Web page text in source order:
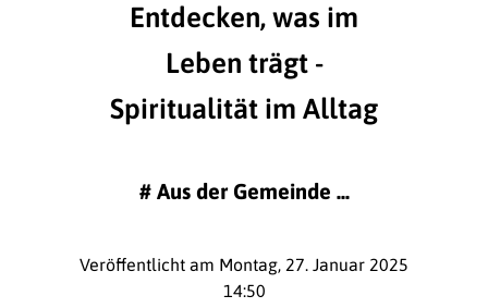
Entdecken, was im
Leben trägt -
Spiritualität im Alltag
# Aus der Gemeinde ...
Veröffentlicht am Montag, 27. Januar 2025
14:50